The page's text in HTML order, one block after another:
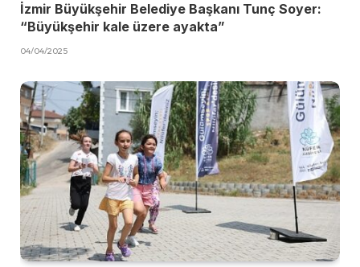
İzmir Büyükşehir Belediye Başkanı Tunç Soyer:
“Büyükşehir kale üzere ayakta”
04/04/2025